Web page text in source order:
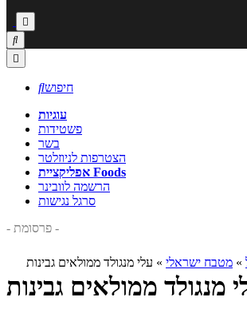



חיפוש
עוגיות
פשטידות
בשר
הצטרפות לניוזלטר
אפליקציית Foods
הרשמה לוובינר
סרגל נגישות
- פרסומת -
» מטבח ישראלי » עלי מנגולד ממולאים גבינות
מנגולד ממולאים גבינות